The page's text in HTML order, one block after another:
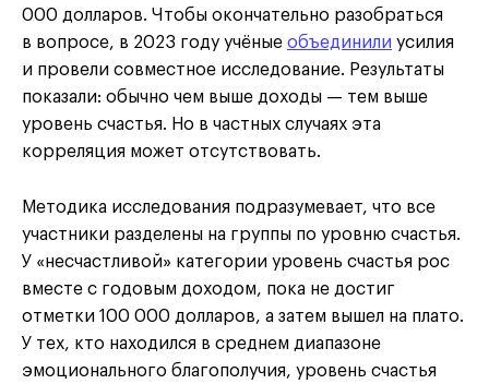
000 долларов. Чтобы окончательно разобраться
в вопросе, в 2023 году учёные объединили усилия
и провели совместное исследование. Результаты
показали: обычно чем выше доходы — тем выше
уровень счастья. Но в частных случаях эта
корреляция может отсутствовать.
Методика исследования подразумевает, что все
участники разделены на группы по уровню счастья.
У «несчастливой» категории уровень счастья рос
вместе с годовым доходом, пока не достиг
отметки 100 000 долларов, а затем вышел на плато.
У тех, кто находился в среднем диапазоне
эмоционального благополучия, уровень счастья